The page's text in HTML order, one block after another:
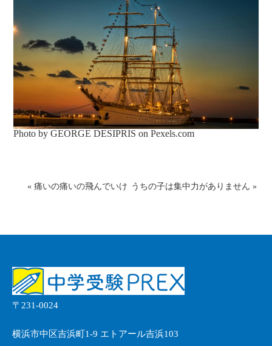
Photo by GEORGE DESIPRIS onPexels.com
« 痛いの痛いの飛んでいけ うちの子は集中力がありません »
〒231-0024
横浜市中区吉浜町1-9 エトアール吉浜103